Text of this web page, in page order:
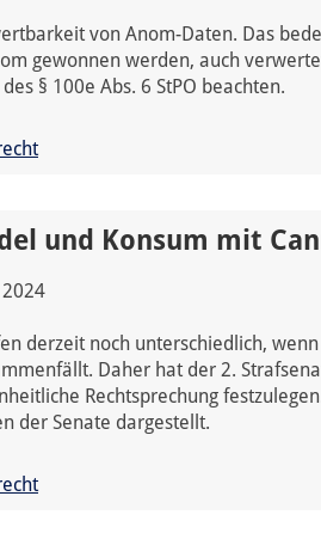
von Anom-Daten. Das
gewonnen werden, auch
§ 100e Abs. 6 StPO beachten.
und Konsum mit
derzeit noch unterschiedlich,
Daher hat der 2.
Rechtsprechung
der Senate dargestellt.